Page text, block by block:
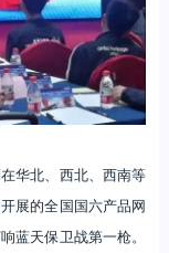
华北、西北、西南等
展的全国国六产品网
蓝天保卫战第一枪。